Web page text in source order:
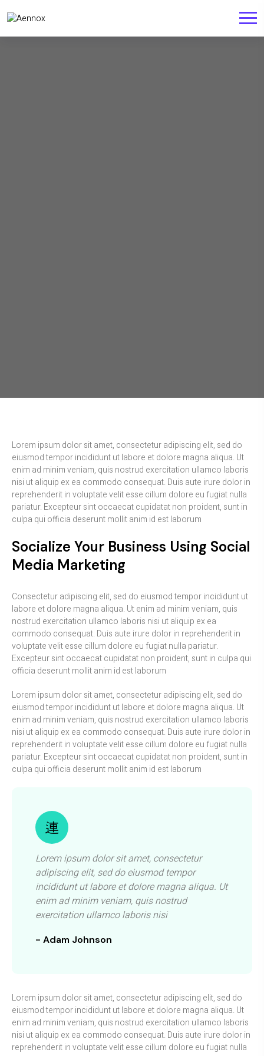
Lorem ipsum dolor sit amet, consectetur adipiscing elit, sed do
eiusmod tempor incididunt ut labore et dolore magna aliqua. Ut
enim ad minim veniam, quis nostrud exercitation ullamco laboris
nisi ut aliquip ex ea commodo consequat. Duis aute irure dolor in
reprehenderit in voluptate velit esse cillum dolore eu fugiat nulla
pariatur. Excepteur sint occaecat cupidatat non proident, sunt in
culpa qui officia deserunt mollit anim id est laborum
Socialize Your Business Using Social
Media Marketing
Consectetur adipiscing elit, sed do eiusmod tempor incididunt ut
labore et dolore magna aliqua. Ut enim ad minim veniam, quis
nostrud exercitation ullamco laboris nisi ut aliquip ex ea
commodo consequat. Duis aute irure dolor in reprehenderit in
voluptate velit esse cillum dolore eu fugiat nulla pariatur.
Excepteur sint occaecat cupidatat non proident, sunt in culpa qui
officia deserunt mollit anim id est laborum
Lorem ipsum dolor sit amet, consectetur adipiscing elit, sed do
eiusmod tempor incididunt ut labore et dolore magna aliqua. Ut
enim ad minim veniam, quis nostrud exercitation ullamco laboris
nisi ut aliquip ex ea commodo consequat. Duis aute irure dolor in
reprehenderit in voluptate velit esse cillum dolore eu fugiat nulla
pariatur. Excepteur sint occaecat cupidatat non proident, sunt in
culpa qui officia deserunt mollit anim id est laborum
Lorem ipsum dolor sit amet, consectetur
adipiscing elit, sed do eiusmod tempor
incididunt ut labore et dolore magna aliqua. Ut
enim ad minim veniam, quis nostrud
exercitation ullamco laboris nisi
- Adam Johnson
Lorem ipsum dolor sit amet, consectetur adipiscing elit, sed do
eiusmod tempor incididunt ut labore et dolore magna aliqua. Ut
enim ad minim veniam, quis nostrud exercitation ullamco laboris
nisi ut aliquip ex ea commodo consequat. Duis aute irure dolor in
reprehenderit in voluptate velit esse cillum dolore eu fugiat nulla